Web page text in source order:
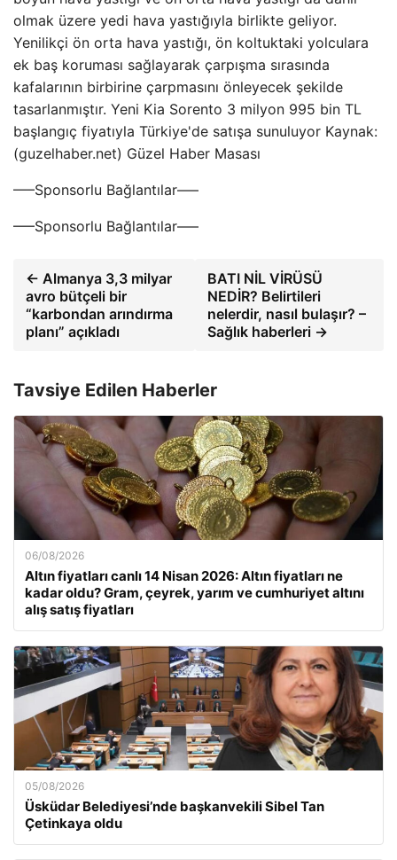
olmak üzere yedi hava yastığıyla birlikte geliyor.
Yenilikçi ön orta hava yastığı, ön koltuktaki yolculara
ek baş koruması sağlayarak çarpışma sırasında
kafalarının birbirine çarpmasını önleyecek şekilde
tasarlanmıştır. Yeni Kia Sorento 3 milyon 995 bin TL
başlangıç ​​fiyatıyla Türkiye'de satışa sunuluyor Kaynak:
(guzelhaber.net) Güzel Haber Masası
—–Sponsorlu Bağlantılar—–
—–Sponsorlu Bağlantılar—–
← Almanya 3,3 milyar
avro bütçeli bir
“karbondan arındırma
planı” açıkladı
BATI NİL VİRÜSÜ
NEDİR? Belirtileri
nelerdir, nasıl bulaşır? –
Sağlık haberleri →
Tavsiye Edilen Haberler
06/08/2026
Altın fiyatları canlı 14 Nisan 2026: Altın fiyatları ne
kadar oldu? Gram, çeyrek, yarım ve cumhuriyet altını
alış satış fiyatları
05/08/2026
Üsküdar Belediyesi’nde başkanvekili Sibel Tan
Çetinkaya oldu